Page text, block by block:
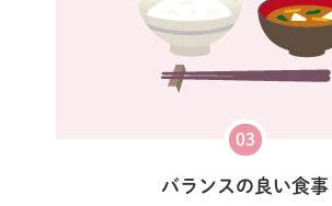
03
バランスの良い食事